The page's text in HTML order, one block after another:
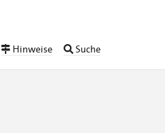
Hinweise Suche